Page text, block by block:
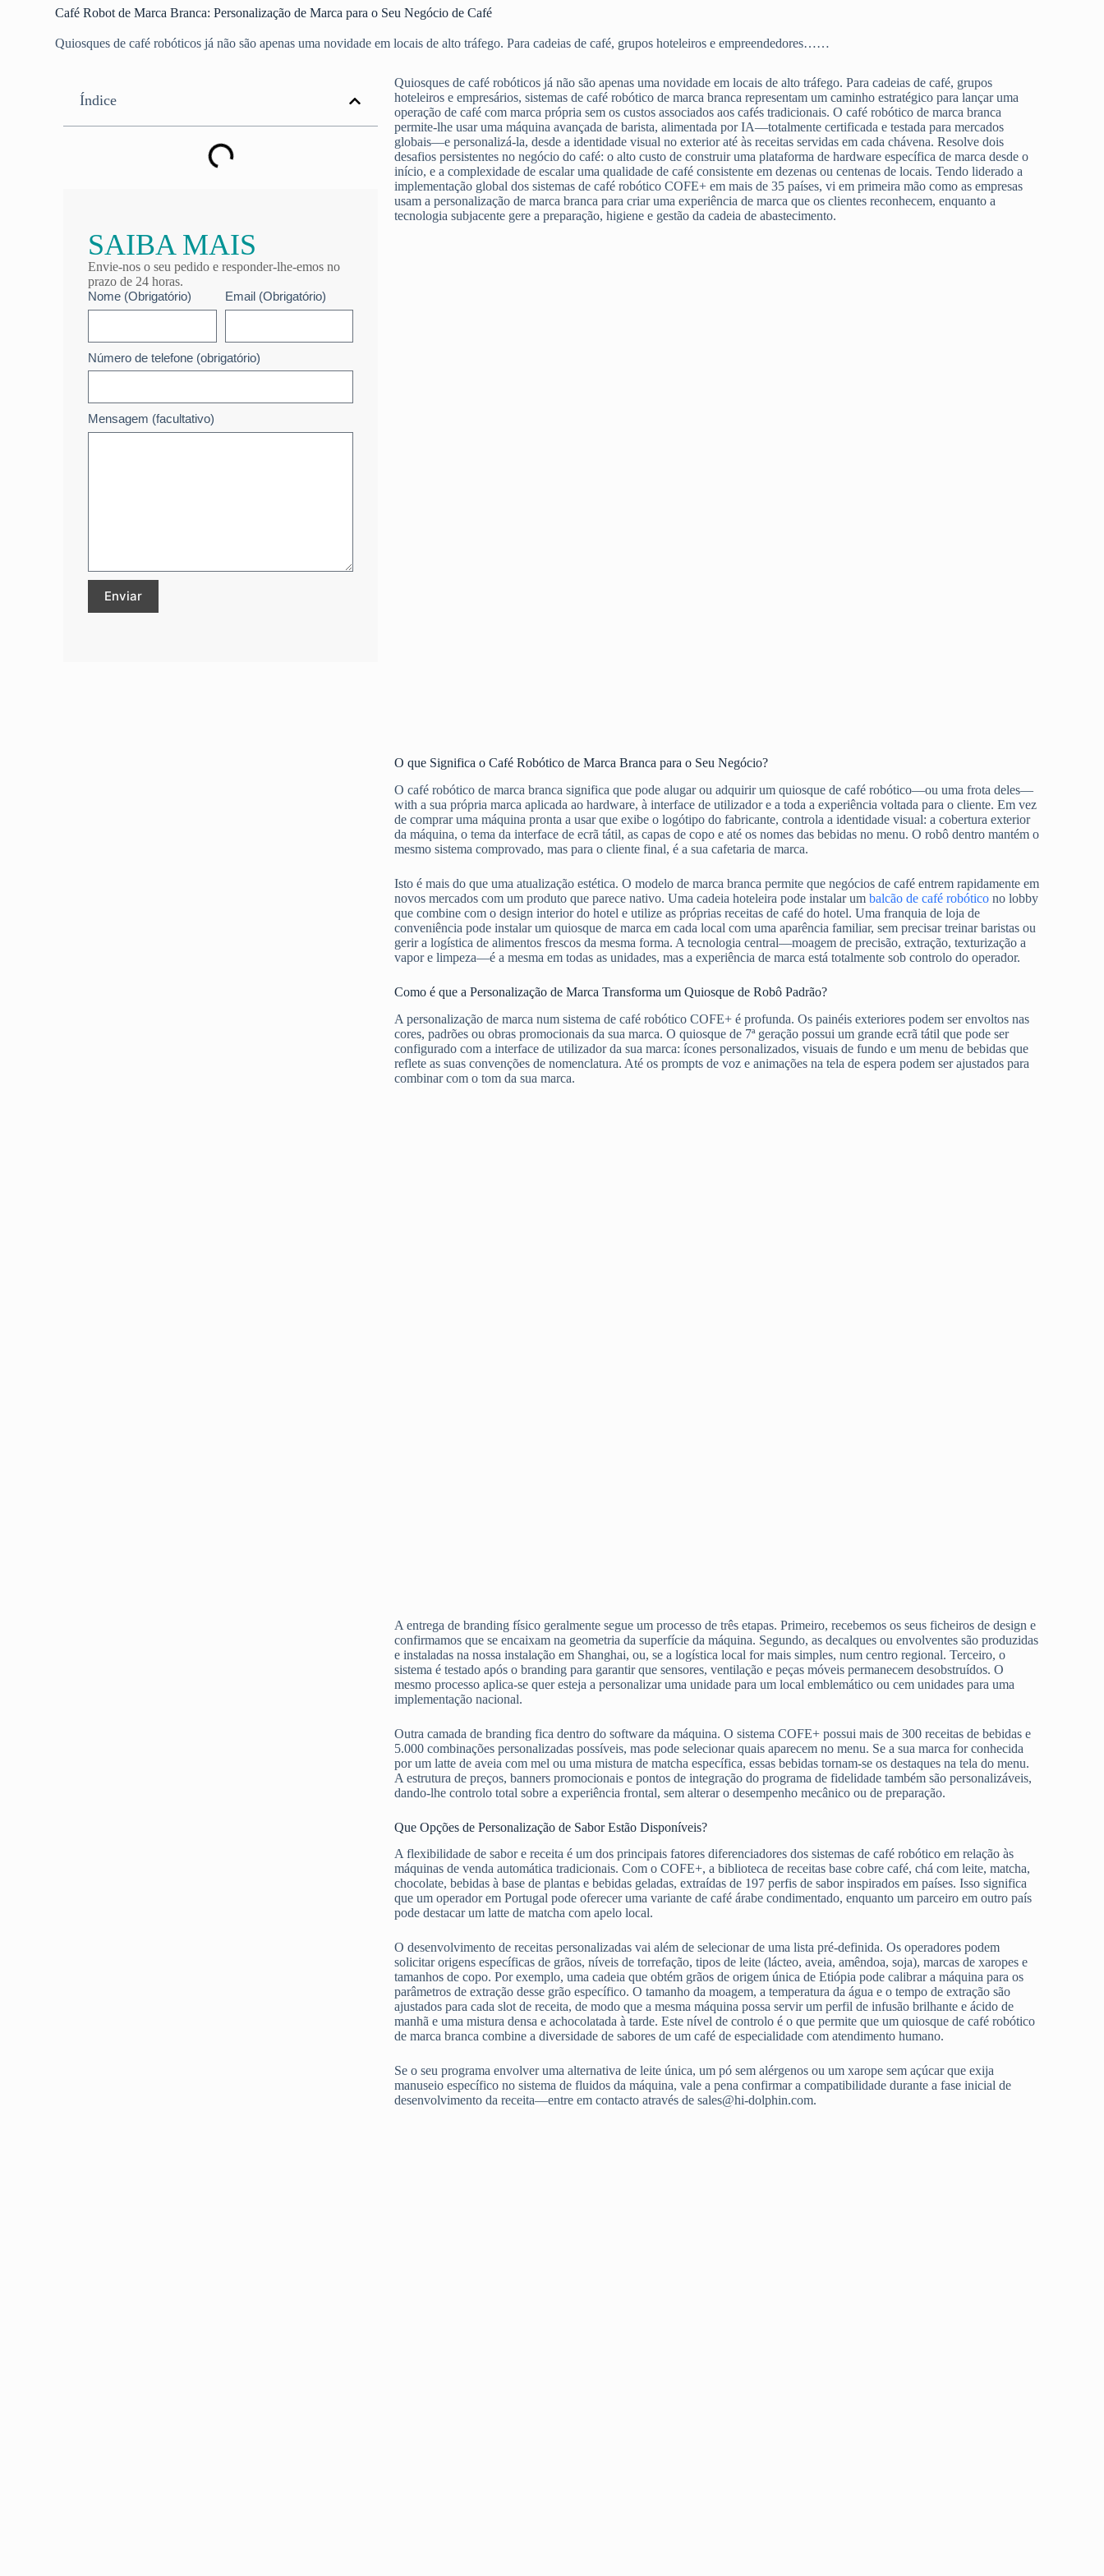
Café Robot de Marca Branca: Personalização de Marca para o Seu Negócio de Café
Quiosques de café robóticos já não são apenas uma novidade em locais de alto tráfego. Para cadeias de café, grupos hoteleiros e empreendedores……
Índice
SAIBA MAIS
Envie-nos o seu pedido e responder-lhe-emos no
prazo de 24 horas.
Nome (Obrigatório)
Email (Obrigatório)
Número de telefone (obrigatório)
Mensagem (facultativo)
Enviar
Quiosques de café robóticos já não são apenas uma novidade em locais de alto tráfego. Para cadeias de café, grupos
hoteleiros e empresários, sistemas de café robótico de marca branca representam um caminho estratégico para lançar uma
operação de café com marca própria sem os custos associados aos cafés tradicionais. O café robótico de marca branca
permite-lhe usar uma máquina avançada de barista, alimentada por IA—totalmente certificada e testada para mercados
globais—e personalizá-la, desde a identidade visual no exterior até às receitas servidas em cada chávena. Resolve dois
desafios persistentes no negócio do café: o alto custo de construir uma plataforma de hardware específica de marca desde o
início, e a complexidade de escalar uma qualidade de café consistente em dezenas ou centenas de locais. Tendo liderado a
implementação global dos sistemas de café robótico COFE+ em mais de 35 países, vi em primeira mão como as empresas
usam a personalização de marca branca para criar uma experiência de marca que os clientes reconhecem, enquanto a
tecnologia subjacente gere a preparação, higiene e gestão da cadeia de abastecimento.
O que Significa o Café Robótico de Marca Branca para o Seu Negócio?
O café robótico de marca branca significa que pode alugar ou adquirir um quiosque de café robótico—ou uma frota deles—
with a sua própria marca aplicada ao hardware, à interface de utilizador e a toda a experiência voltada para o cliente. Em vez
de comprar uma máquina pronta a usar que exibe o logótipo do fabricante, controla a identidade visual: a cobertura exterior
da máquina, o tema da interface de ecrã tátil, as capas de copo e até os nomes das bebidas no menu. O robô dentro mantém o
mesmo sistema comprovado, mas para o cliente final, é a sua cafetaria de marca.
Isto é mais do que uma atualização estética. O modelo de marca branca permite que negócios de café entrem rapidamente em
novos mercados com um produto que parece nativo. Uma cadeia hoteleira pode instalar umbalcão de café robótico no lobby
que combine com o design interior do hotel e utilize as próprias receitas de café do hotel. Uma franquia de loja de
conveniência pode instalar um quiosque de marca em cada local com uma aparência familiar, sem precisar treinar baristas ou
gerir a logística de alimentos frescos da mesma forma. A tecnologia central—moagem de precisão, extração, texturização a
vapor e limpeza—é a mesma em todas as unidades, mas a experiência de marca está totalmente sob controlo do operador.
Como é que a Personalização de Marca Transforma um Quiosque de Robô Padrão?
A personalização de marca num sistema de café robótico COFE+ é profunda. Os painéis exteriores podem ser envoltos nas
cores, padrões ou obras promocionais da sua marca. O quiosque de 7ª geração possui um grande ecrã tátil que pode ser
configurado com a interface de utilizador da sua marca: ícones personalizados, visuais de fundo e um menu de bebidas que
reflete as suas convenções de nomenclatura. Até os prompts de voz e animações na tela de espera podem ser ajustados para
combinar com o tom da sua marca.
A entrega de branding físico geralmente segue um processo de três etapas. Primeiro, recebemos os seus ficheiros de design e
confirmamos que se encaixam na geometria da superfície da máquina. Segundo, as decalques ou envolventes são produzidas
e instaladas na nossa instalação em Shanghai, ou, se a logística local for mais simples, num centro regional. Terceiro, o
sistema é testado após o branding para garantir que sensores, ventilação e peças móveis permanecem desobstruídos. O
mesmo processo aplica-se quer esteja a personalizar uma unidade para um local emblemático ou cem unidades para uma
implementação nacional.
Outra camada de branding fica dentro do software da máquina. O sistema COFE+ possui mais de 300 receitas de bebidas e
5.000 combinações personalizadas possíveis, mas pode selecionar quais aparecem no menu. Se a sua marca for conhecida
por um latte de aveia com mel ou uma mistura de matcha específica, essas bebidas tornam-se os destaques na tela do menu.
A estrutura de preços, banners promocionais e pontos de integração do programa de fidelidade também são personalizáveis,
dando-lhe controlo total sobre a experiência frontal, sem alterar o desempenho mecânico ou de preparação.
Que Opções de Personalização de Sabor Estão Disponíveis?
A flexibilidade de sabor e receita é um dos principais fatores diferenciadores dos sistemas de café robótico em relação às
máquinas de venda automática tradicionais. Com o COFE+, a biblioteca de receitas base cobre café, chá com leite, matcha,
chocolate, bebidas à base de plantas e bebidas geladas, extraídas de 197 perfis de sabor inspirados em países. Isso significa
que um operador em Portugal pode oferecer uma variante de café árabe condimentado, enquanto um parceiro em outro país
pode destacar um latte de matcha com apelo local.
O desenvolvimento de receitas personalizadas vai além de selecionar de uma lista pré-definida. Os operadores podem
solicitar origens específicas de grãos, níveis de torrefação, tipos de leite (lácteo, aveia, amêndoa, soja), marcas de xaropes e
tamanhos de copo. Por exemplo, uma cadeia que obtém grãos de origem única de Etiópia pode calibrar a máquina para os
parâmetros de extração desse grão específico. O tamanho da moagem, a temperatura da água e o tempo de extração são
ajustados para cada slot de receita, de modo que a mesma máquina possa servir um perfil de infusão brilhante e ácido de
manhã e uma mistura densa e achocolatada à tarde. Este nível de controlo é o que permite que um quiosque de café robótico
de marca branca combine a diversidade de sabores de um café de especialidade com atendimento humano.
Se o seu programa envolver uma alternativa de leite única, um pó sem alérgenos ou um xarope sem açúcar que exija
manuseio específico no sistema de fluidos da máquina, vale a pena confirmar a compatibilidade durante a fase inicial de
desenvolvimento da receita—entre em contacto através de sales@hi-dolphin.com.